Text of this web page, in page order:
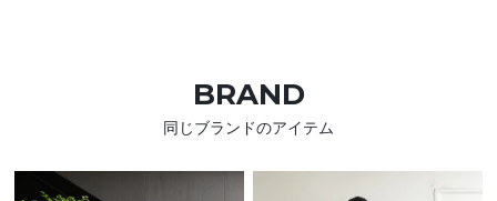
BRAND
同じブランドのアイテム